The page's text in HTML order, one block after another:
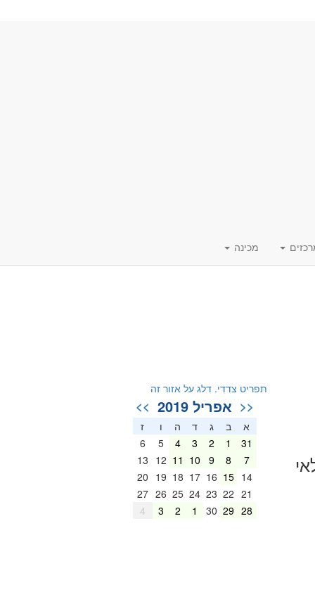
מכינה
תפריט צדדי. דלג על אזור זה
<< אפריל 2019 >>
א ב ג ד ה ו
ז
31
1
2
3
4
5
6
7
8
9
10
11
12
13
14
15
16
17
18
19
20
21
22
23
24
25
26
27
28
29
30
1
2
3
4